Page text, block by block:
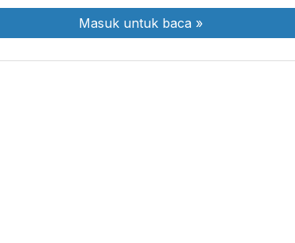
Masuk untuk baca »